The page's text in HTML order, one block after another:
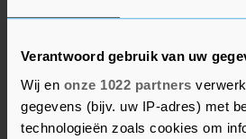
Verantwoord gebruik van uw
Wij en onze 1022 partners
gegevens (bijv. uw IP-adres) met
technologieën zoals cookies om
€ 2,-
BEKIJK MEER